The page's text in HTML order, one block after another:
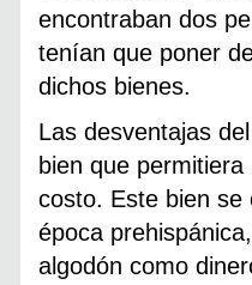
encontraban dos
tenían que poner
dichos bienes.
Las desventajas
bien que
costo. Este bien se
época
algodón como